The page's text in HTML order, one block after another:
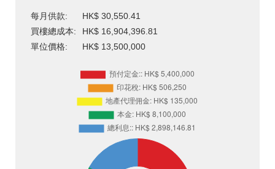
每月供款:
HK$ 30,550.41
買樓總成本:
HK$ 16,904,396.81
單位價格:
HK$ 13,500,000